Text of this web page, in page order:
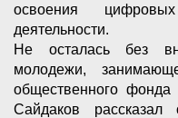
освоения
деятельности.
Не осталась без
молодежи,
общественного фонда
Сайдаков рассказал